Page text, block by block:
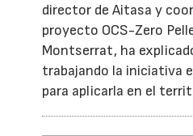
director de Aitasa y
proyecto OCS-Zero
Montserrat, ha
trabajando la iniciativa
para aplicarla en el